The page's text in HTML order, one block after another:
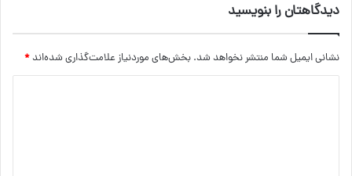
دیدگاهتان را بنویسید
نشانی ایمیل شما منتشر نخواهد شد. بخش‌های موردنیاز علامت‌گذاری شده‌اند *